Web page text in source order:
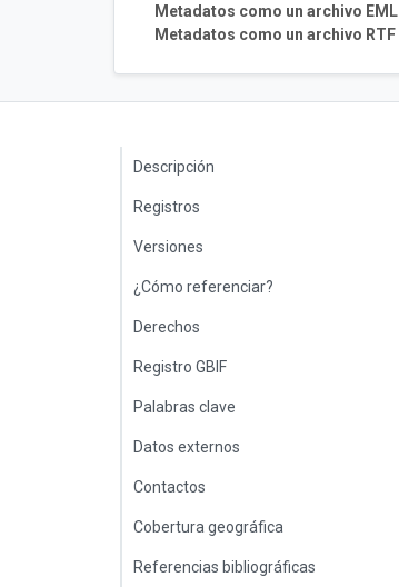
Metadatos como un archivo EML
Metadatos como un archivo RTF
Descripción
Registros
Versiones
¿Cómo referenciar?
Derechos
Registro GBIF
Palabras clave
Datos externos
Contactos
Cobertura geográfica
Referencias bibliográficas